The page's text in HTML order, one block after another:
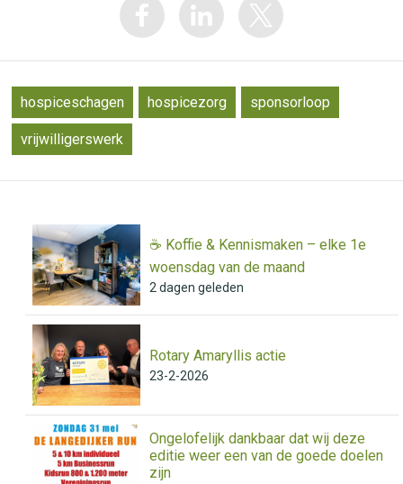
hospiceschagen hospicezorg sponsorloop
vrijwilligerswerk
☕️ Koffie & Kennismaken – elke 1e
woensdag van de maand
2 dagen geleden
Rotary Amaryllis actie
23-2-2026
Ongelofelijk dankbaar dat wij deze
editie weer een van de goede doelen
zijn